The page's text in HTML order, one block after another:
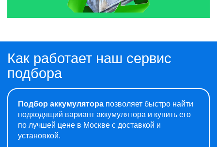
Как работает наш сервис
подбора
Подбор аккумулятора позволяет быстро найти
подходящий вариант аккумулятора и купить его
по лучшей цене в Москве с доставкой и
установкой.